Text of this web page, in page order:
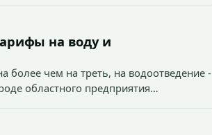
на воду и
чем на треть, на водоотведение -
областного предприятия